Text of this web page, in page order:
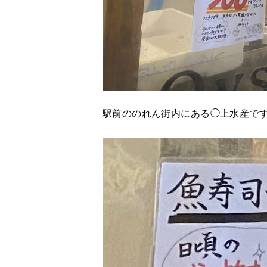
駅前ののれん街内にある◯上水産で